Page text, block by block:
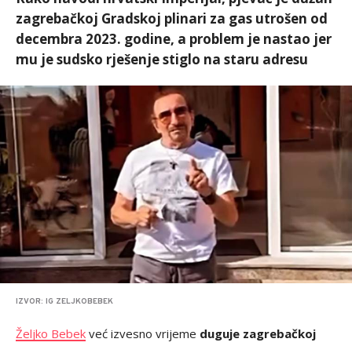
zagrebačkoj Gradskoj plinari za gas utrošen od
decembra 2023. godine, a problem je nastao jer
mu je sudsko rješenje stiglo na staru adresu
IZVOR: IG ZELJKOBEBEK
Željko Bebek već izvesno vrijeme duguje zagrebačkoj